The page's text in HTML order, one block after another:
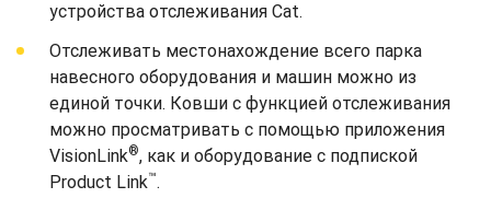
устройства отслеживания Cat.
Отслеживать местонахождение всего парка
навесного оборудования и машин можно из
единой точки. Ковши с функцией отслеживания
можно просматривать с помощью приложения
VisionLink®, как и оборудование с подпиской
Product Link™.